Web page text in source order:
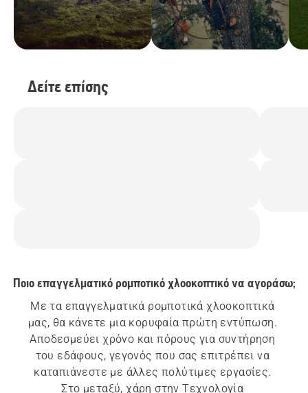
Δείτε επίσης
Ποιο επαγγελματικό ρομποτικό χλοοκοπτικό να αγοράσω;
Με τα επαγγελματικά ρομποτικά χλοοκοπτικά
μας, θα κάνετε μια κορυφαία πρώτη εντύπωση.
Αποδεσμεύει χρόνο και πόρους για συντήρηση
του εδάφους, γεγονός που σας επιτρέπει να
καταπιάνεστε με άλλες πολύτιμες εργασίες.
Στο μεταξύ, χάρη στην Τεχνολογία